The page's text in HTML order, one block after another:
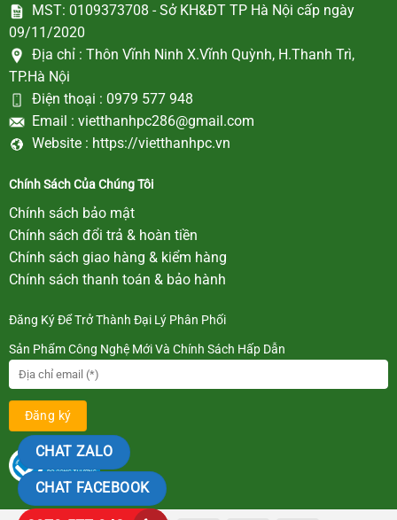
MST: 0109373708 - Sở KH&ĐT TP Hà Nội cấp ngày
09/11/2020
Địa chỉ : Thôn Vĩnh Ninh X.Vĩnh Quỳnh, H.Thanh Trì,
TP.Hà Nội
Điện thoại : 0979 577 948
Email : vietthanhpc286@gmail.com
Website : https://vietthanhpc.vn
Chính Sách Của Chúng Tôi
Chính sách bảo mật
Chính sách đổi trả & hoàn tiền
Chính sách giao hàng & kiểm hàng
Chính sách thanh toán & bảo hành
Đăng Ký Để Trở Thành Đại Lý Phân Phối
Sản Phẩm Công Nghệ Mới Và Chính Sách Hấp Dẫn
CHAT ZALO
CHAT FACEBOOK